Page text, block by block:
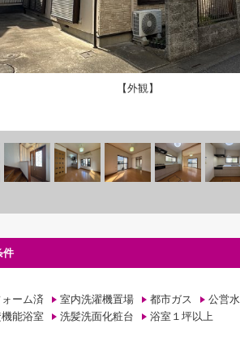
【外観】
件
ォーム済 室内洗濯機置場 都市ガス 公営
能浴室
洗髪洗面化粧台 浴室１坪以上